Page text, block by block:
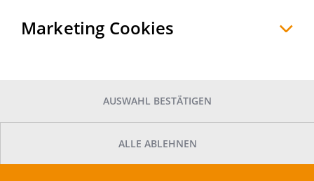
Marketing Cookies
AUSWAHL BESTÄTIGEN
ALLE ABLEHNEN